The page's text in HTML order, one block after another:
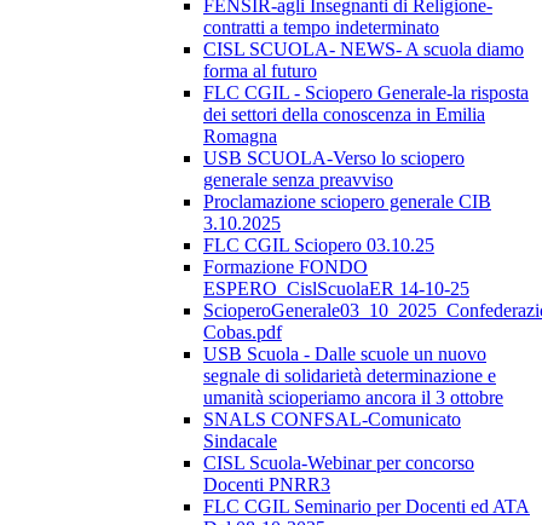
FENSIR-agli Insegnanti di Religione-
contratti a tempo indeterminato
CISL SCUOLA- NEWS- A scuola diamo
forma al futuro
FLC CGIL - Sciopero Generale-la risposta
dei settori della conoscenza in Emilia
Romagna
USB SCUOLA-Verso lo sciopero
generale senza preavviso
Proclamazione sciopero generale CIB
3.10.2025
FLC CGIL Sciopero 03.10.25
Formazione FONDO
ESPERO_CislScuolaER 14-10-25
Cobas.pdf
USB Scuola - Dalle scuole un nuovo
segnale di solidarietà determinazione e
umanità scioperiamo ancora il 3 ottobre
SNALS CONFSAL-Comunicato
Sindacale
CISL Scuola-Webinar per concorso
Docenti PNRR3
FLC CGIL Seminario per Docenti ed ATA